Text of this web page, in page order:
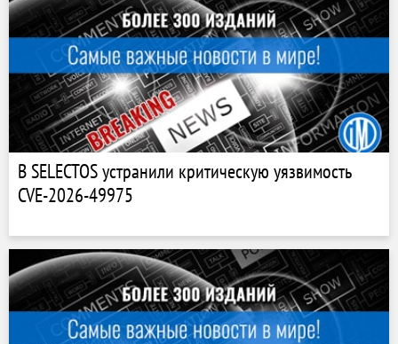
В SELECTOS устранили критическую уязвимость
CVE-2026-49975